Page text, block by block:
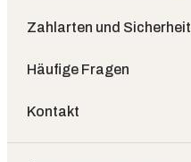
Zahlarten und Sicherheit
Häufige Fragen
Kontakt